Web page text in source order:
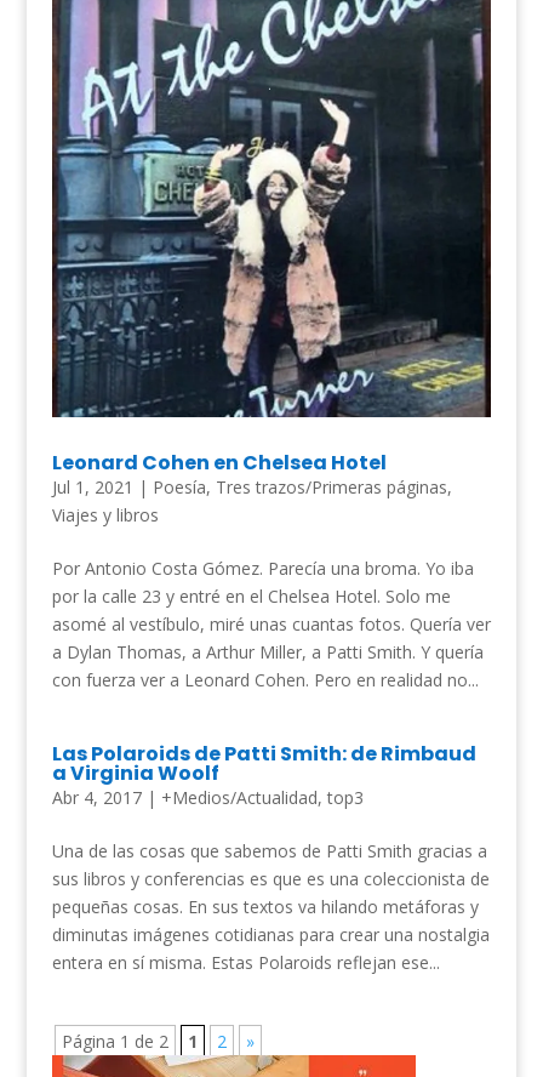
Leonard Cohen en Chelsea Hotel
Jul 1, 2021 | Poesía, Tres trazos/Primeras páginas,
Viajes y libros
Por Antonio Costa Gómez. Parecía una broma. Yo iba
por la calle 23 y entré en el Chelsea Hotel. Solo me
asomé al vestíbulo, miré unas cuantas fotos. Quería ver
a Dylan Thomas, a Arthur Miller, a Patti Smith. Y quería
con fuerza ver a Leonard Cohen. Pero en realidad no...
Las Polaroids de Patti Smith: de Rimbaud
a Virginia Woolf
Abr 4, 2017| +Medios/Actualidad,top3
Una de las cosas que sabemos de Patti Smith gracias a
sus libros y conferencias es que es una coleccionista de
pequeñas cosas. En sus textos va hilando metáforas y
diminutas imágenes cotidianas para crear una nostalgia
entera en sí misma. Estas Polaroids reflejan ese...
Página 1 de 2 1 2 »